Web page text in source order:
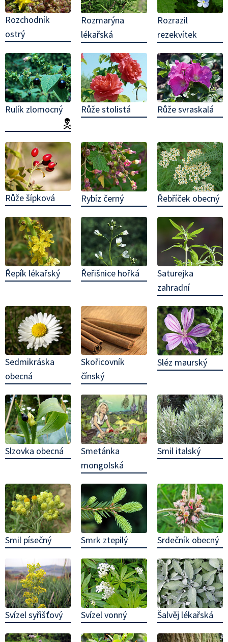
Rozchodník
ostrý
Rozmarýna
lékařská
Rozrazil
rezekvítek
Rulík zlomocný
Růže stolistá Růže svraskalá
Růže šípková Rybíz černý Řebříček obecný
Řepík lékařský Řeřišnice hořká
Saturejka
zahradní
Sedmikráska
obecná
Skořicovník
čínský
Sléz maurský
Slzovka obecná
Smetánka
mongolská
Smil italský
Smil písečný Smrk ztepilý Srdečník obecný
Svízel syřišťový Svízel vonný Šalvěj lékařská